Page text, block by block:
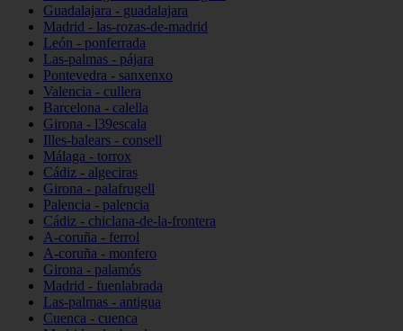
Guadalajara - guadalajara
Madrid - las-rozas-de-madrid
León - ponferrada
Las-palmas - pájara
Pontevedra - sanxenxo
Valencia - cullera
Barcelona - calella
Girona - l39escala
Illes-balears - consell
Málaga - torrox
Cádiz - algeciras
Girona - palafrugell
Palencia - palencia
Cádiz - chiclana-de-la-frontera
A-coruña - ferrol
A-coruña - monfero
Girona - palamós
Madrid - fuenlabrada
Las-palmas - antigua
Cuenca - cuenca